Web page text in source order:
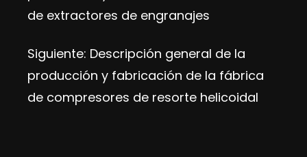
de extractores de engranajes
Siguiente: Descripción general de la
producción y fabricación de la fábrica
de compresores de resorte helicoidal